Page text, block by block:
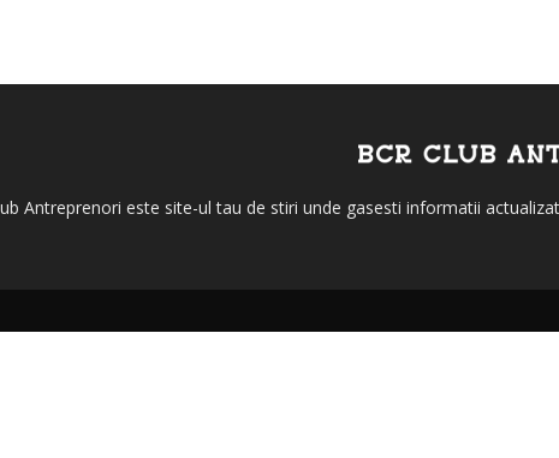
Antreprenori este site-ul tau de stiri unde gasesti informatii